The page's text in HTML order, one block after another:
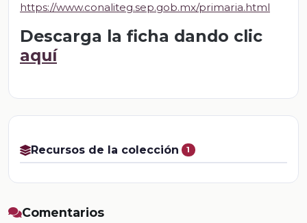
https://www.conaliteg.sep.gob.mx/primaria.html
Descarga la ficha dando clic
aquí
Recursos de la colección 1
Comentarios